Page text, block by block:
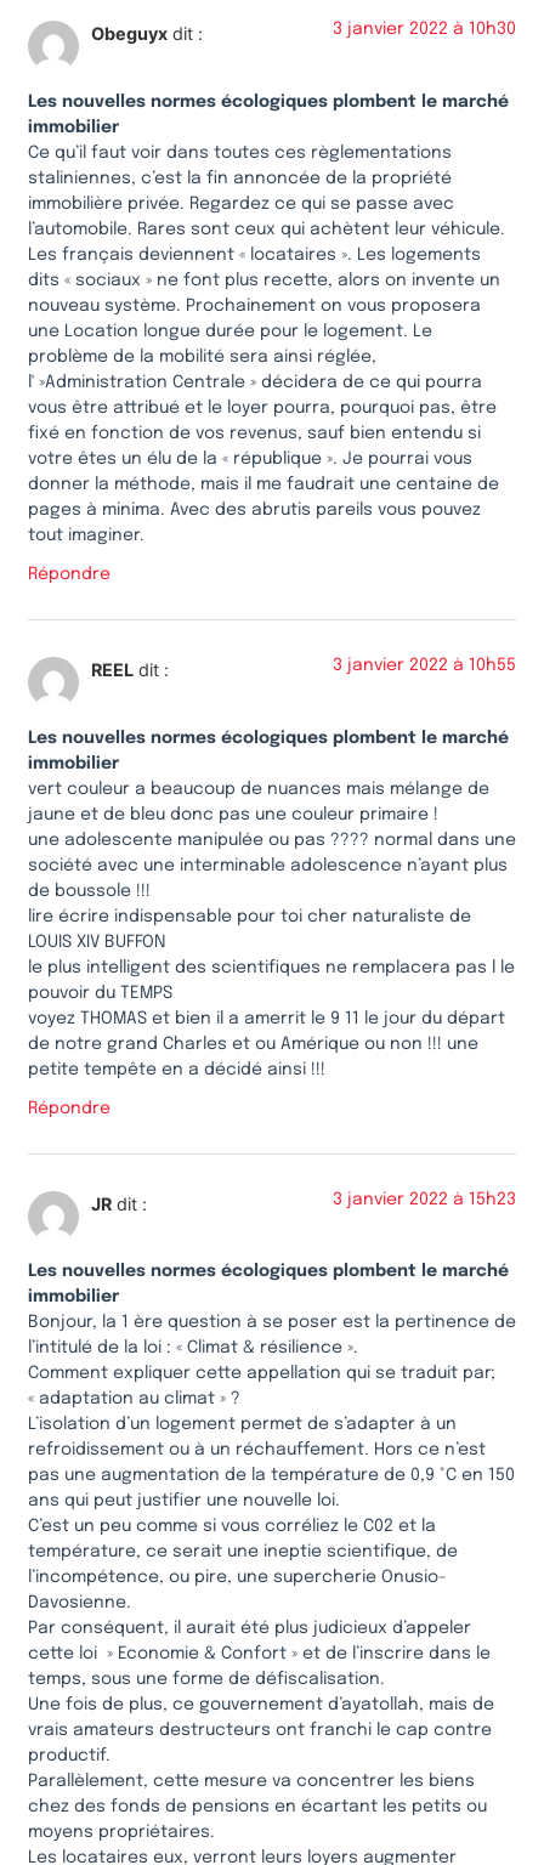
Obeguyx dit : 3 janvier 2022 à 10h30
Les nouvelles normes écologiques plombent le marché
immobilier
Ce qu’il faut voir dans toutes ces règlementations
staliniennes, c’est la fin annoncée de la propriété
immobilière privée. Regardez ce qui se passe avec
l’automobile. Rares sont ceux qui achètent leur véhicule.
Les français deviennent « locataires ». Les logements
dits « sociaux » ne font plus recette, alors on invente un
nouveau système. Prochainement on vous proposera
une Location longue durée pour le logement. Le
problème de la mobilité sera ainsi réglée,
l' »Administration Centrale » décidera de ce qui pourra
vous être attribué et le loyer pourra, pourquoi pas, être
fixé en fonction de vos revenus, sauf bien entendu si
votre êtes un élu de la « république ». Je pourrai vous
donner la méthode, mais il me faudrait une centaine de
pages à minima. Avec des abrutis pareils vous pouvez
tout imaginer.
Répondre
REEL dit : 3 janvier 2022 à 10h55
Les nouvelles normes écologiques plombent le marché
immobilier
vert couleur a beaucoup de nuances mais mélange de
jaune et de bleu donc pas une couleur primaire !
une adolescente manipulée ou pas ???? normal dans une
société avec une interminable adolescence n’ayant plus
de boussole !!!
lire écrire indispensable pour toi cher naturaliste de
LOUIS XIV BUFFON
le plus intelligent des scientifiques ne remplacera pas l le
pouvoir du TEMPS
voyez THOMAS et bien il a amerrit le 9 11 le jour du départ
de notre grand Charles et ou Amérique ou non !!! une
petite tempête en a décidé ainsi !!!
Répondre
JR dit : 3 janvier 2022 à 15h23
Les nouvelles normes écologiques plombent le marché
immobilier
Bonjour, la 1 ère question à se poser est la pertinence de
l’intitulé de la loi : « Climat & résilience ».
Comment expliquer cette appellation qui se traduit par;
« adaptation au climat » ?
L’isolation d’un logement permet de s’adapter à un
refroidissement ou à un réchauffement. Hors ce n’est
pas une augmentation de la température de 0,9 °C en 150
ans qui peut justifier une nouvelle loi.
C’est un peu comme si vous corréliez le C02 et la
température, ce serait une ineptie scientifique, de
l’incompétence, ou pire, une supercherie Onusio-
Davosienne.
Par conséquent, il aurait été plus judicieux d’appeler
cette loi » Economie & Confort » et de l’inscrire dans le
temps, sous une forme de défiscalisation.
Une fois de plus, ce gouvernement d’ayatollah, mais de
vrais amateurs destructeurs ont franchi le cap contre
productif.
Parallèlement, cette mesure va concentrer les biens
chez des fonds de pensions en écartant les petits ou
moyens propriétaires.
Les locataires eux, verront leurs loyers augmenter